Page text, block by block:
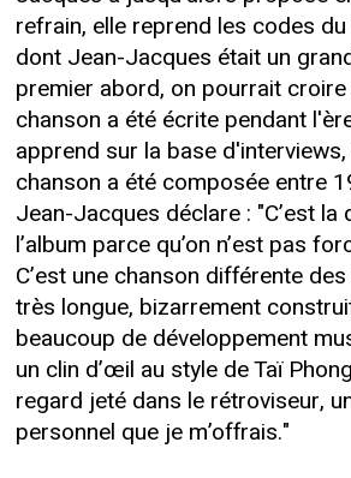
refrain, elle reprend les codes
dont Jean-Jacques était un
premier abord, on pourrait
chanson a été écrite pendant
apprend sur la base
chanson a été composée entre
Jean-Jacques déclare : "C’est la
l’album parce qu’on n’est pas
C’est une chanson différente
très longue, bizarrement
beaucoup de développement
un clin d’œil au style de Taï
regard jeté dans le rétroviseur,
personnel que je m’offrais."